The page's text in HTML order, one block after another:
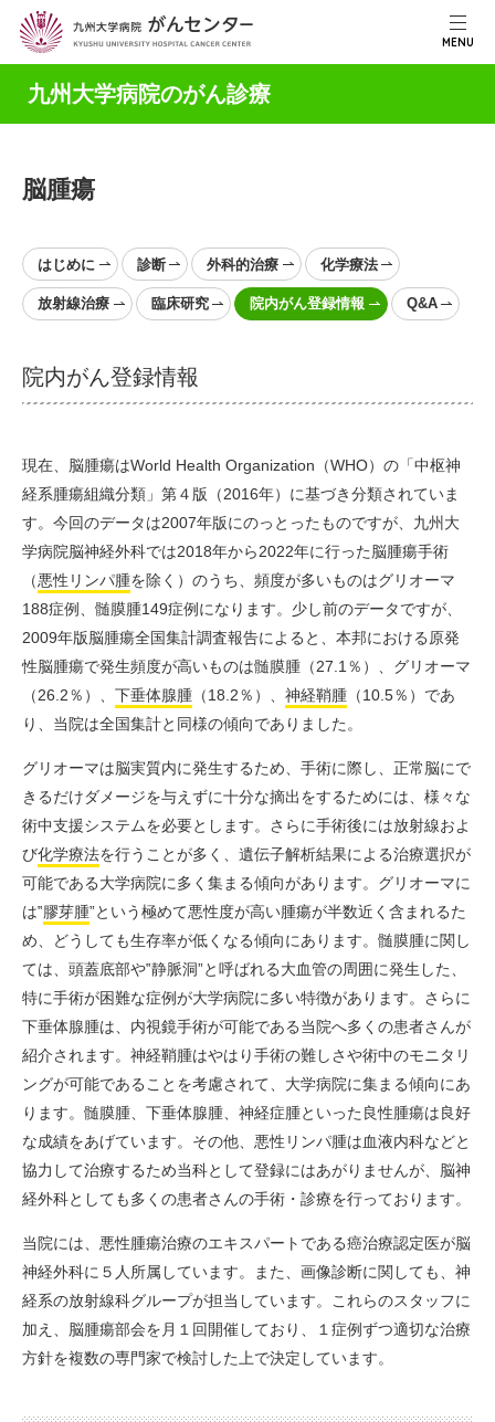
MENU
九州大学病院のがん診療
脳腫瘍
はじめに 診断 外科的治療 化学療法
放射線治療 臨床研究 院内がん登録情報 Q&A
院内がん登録情報
現在、脳腫瘍はWorld Health Organization（WHO）の「中枢神
経系腫瘍組織分類」第４版（2016年）に基づき分類されていま
す。今回のデータは2007年版にのっとったものですが、九州大
学病院脳神経外科では2018年から2022年に行った脳腫瘍手術
（悪性リンパ腫を除く）のうち、頻度が多いものはグリオーマ
188症例、髄膜腫149症例になります。少し前のデータですが、
2009年版脳腫瘍全国集計調査報告によると、本邦における原発
性脳腫瘍で発生頻度が高いものは髄膜腫（27.1％）、グリオーマ
（26.2％）、 下垂体腺腫 （18.2％）、 神経鞘腫 （10.5％）であ
り、当院は全国集計と同様の傾向でありました。
グリオーマは脳実質内に発生するため、手術に際し、正常脳にで
きるだけダメージを与えずに十分な摘出をするためには、様々な
術中支援システムを必要とします。さらに手術後には放射線およ
び化学療法を行うことが多く、遺伝子解析結果による治療選択が
可能である大学病院に多く集まる傾向があります。グリオーマに
は‟膠芽腫”という極めて悪性度が高い腫瘍が半数近く含まれるた
め、どうしても生存率が低くなる傾向にあります。髄膜腫に関し
ては、頭蓋底部や‟静脈洞”と呼ばれる大血管の周囲に発生した、
特に手術が困難な症例が大学病院に多い特徴があります。さらに
下垂体腺腫は、内視鏡手術が可能である当院へ多くの患者さんが
紹介されます。神経鞘腫はやはり手術の難しさや術中のモニタリ
ングが可能であることを考慮されて、大学病院に集まる傾向にあ
ります。髄膜腫、下垂体腺腫、神経症腫といった良性腫瘍は良好
な成績をあげています。その他、悪性リンパ腫は血液内科などと
協力して治療するため当科として登録にはあがりませんが、脳神
経外科としても多くの患者さんの手術・診療を行っております。
当院には、悪性腫瘍治療のエキスパートである癌治療認定医が脳
神経外科に５人所属しています。また、画像診断に関しても、神
経系の放射線科グループが担当しています。これらのスタッフに
加え、脳腫瘍部会を月１回開催しており、１症例ずつ適切な治療
方針を複数の専門家で検討した上で決定しています。